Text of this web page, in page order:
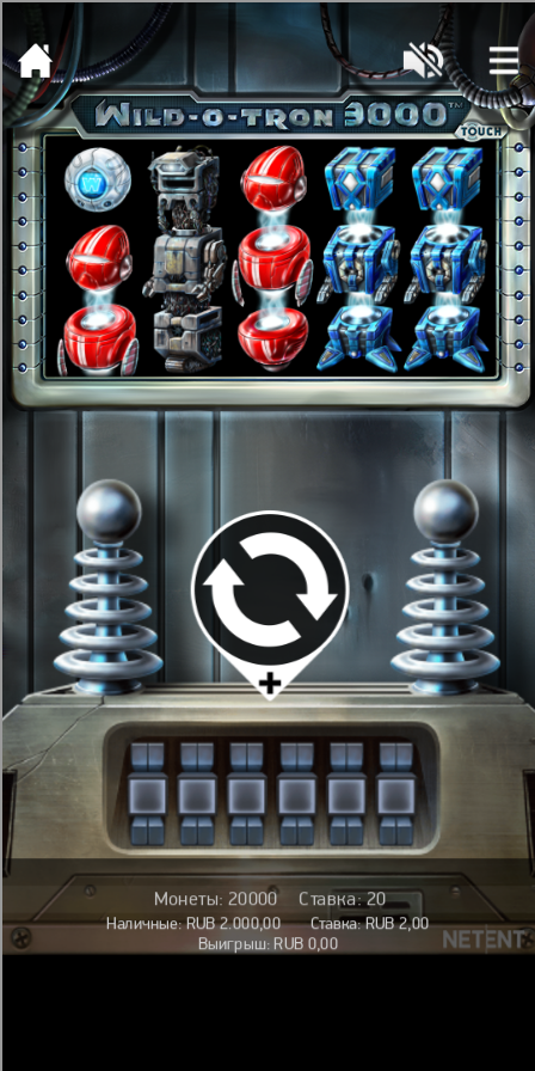
[object HTMLMetaElement]
пополнить счет